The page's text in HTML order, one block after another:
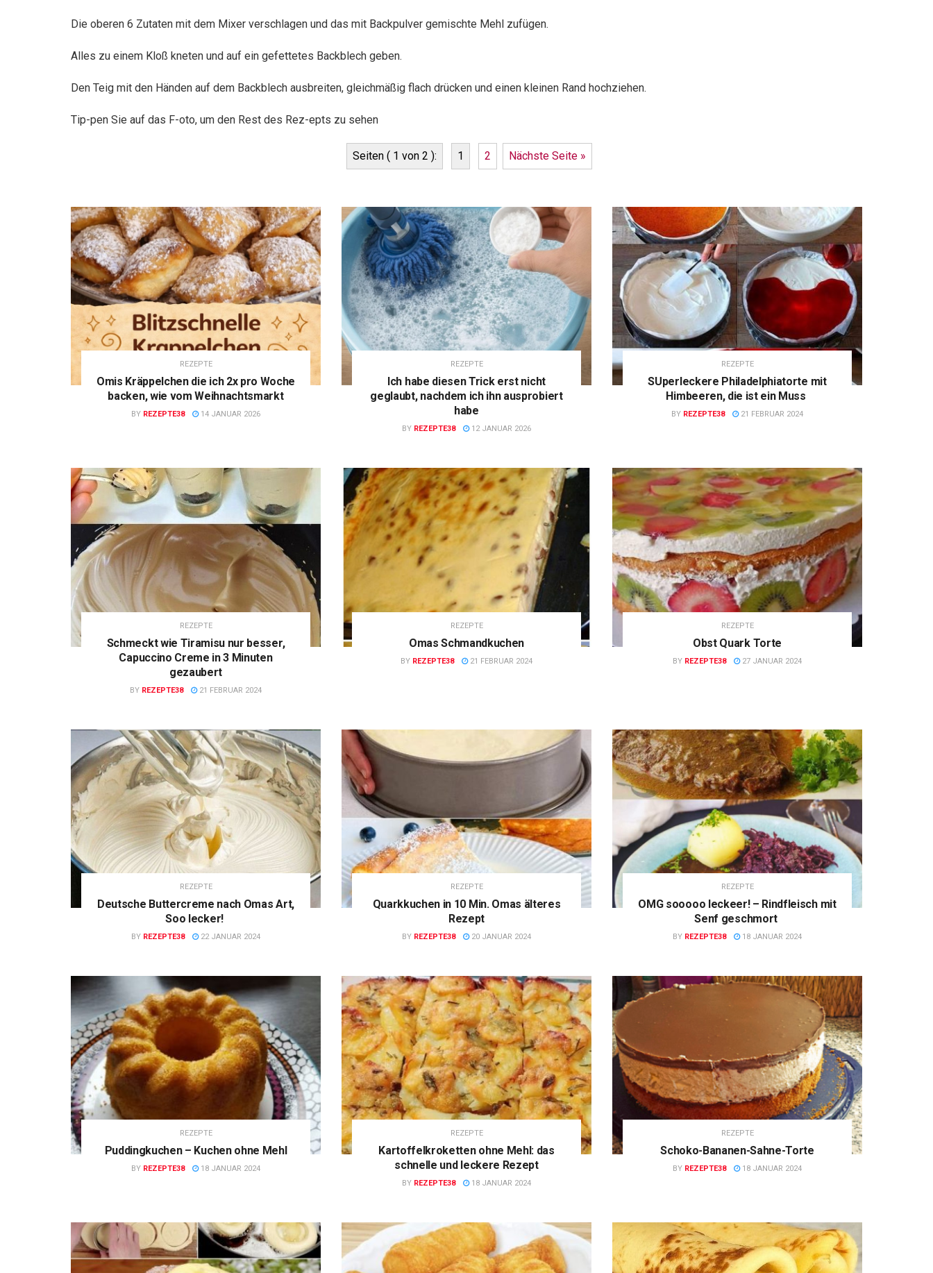
Die oberen 6 Zutaten mit dem Mixer verschlagen und das mit Backpulver gemischte Mehl zufügen.
Alles zu einem Kloß kneten und auf ein gefettetes Backblech geben.
Den Teig mit den Händen auf dem Backblech ausbreiten, gleichmäßig flach drücken und einen kleinen Rand hochziehen.
Tip-pen Sie auf das F-oto, um den Rest des Rez-epts zu sehen
Seiten ( 1 von 2 ): 1 2 Nächste Seite »
REZEPTE
Omis Kräppelchen die ich 2x pro Woche
backen, wie vom Weihnachtsmarkt
BY REZEPTE38 14 JANUAR 2026
REZEPTE
Ich habe diesen Trick erst nicht
geglaubt, nachdem ich ihn ausprobiert
habe
BY REZEPTE38 12 JANUAR 2026
REZEPTE
SUperleckere Philadelphiatorte mit
Himbeeren, die ist ein Muss
BY REZEPTE38 21 FEBRUAR 2024
REZEPTE
Schmeckt wie Tiramisu nur besser,
Capuccino Creme in 3 Minuten
gezaubert
BY REZEPTE38 21 FEBRUAR 2024
REZEPTE
Omas Schmandkuchen
BY REZEPTE38 21 FEBRUAR 2024
REZEPTE
Obst Quark Torte
BY REZEPTE38 27 JANUAR 2024
REZEPTE
Deutsche Buttercreme nach Omas Art,
Soo lecker!
BY REZEPTE38 22 JANUAR 2024
REZEPTE
Quarkkuchen in 10 Min. Omas älteres
Rezept
BY REZEPTE38 20 JANUAR 2024
REZEPTE
OMG sooooo leckeer! – Rindfleisch mit
Senf geschmort
BY REZEPTE38 18 JANUAR 2024
REZEPTE
Puddingkuchen – Kuchen ohne Mehl
BY REZEPTE38 18 JANUAR 2024
REZEPTE
Kartoffelkroketten ohne Mehl: das
schnelle und leckere Rezept
BY REZEPTE38 18 JANUAR 2024
REZEPTE
Schoko-Bananen-Sahne-Torte
BY REZEPTE38 18 JANUAR 2024